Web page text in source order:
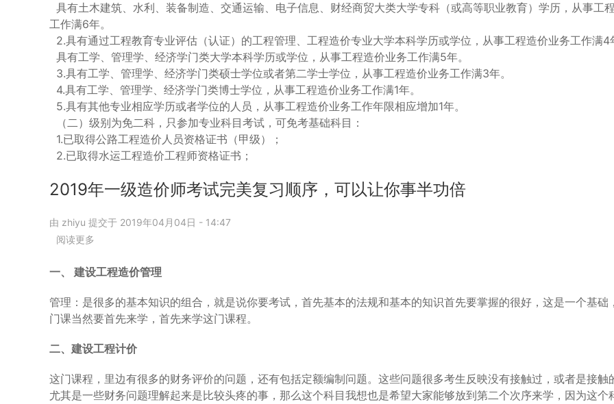
书
真
有
这
么
香！
名
条
件
具有土木建筑、水利、装备制造、交通运输、电子信息、财经商贸大类大学专科（或高等职业教育）学历，从事工
工作满6年。
2.具有通过工程教育专业评估（认证）的工程管理、工程造价专业大学本科学历或学位，从事工程造价业务工作满4
具有工学、管理学、经济学门类大学本科学历或学位，从事工程造价业务工作满5年。
3.具有工学、管理学、经济学门类硕士学位或者第二学士学位，从事工程造价业务工作满3年。
4.具有工学、管理学、经济学门类博士学位，从事工程造价业务工作满1年。
5.具有其他专业相应学历或者学位的人员，从事工程造价业务工作年限相应增加1年。
（二）级别为免二科，只参加专业科目考试，可免考基础科目：
1.已取得公路工程造价人员资格证书（甲级）；
2.已取得水运工程造价工程师资格证书；
2019年一级造价师考试完美复习顺序，可以让你事半功倍
由 zhiyu 提交于 2019年04月04日 - 14:47
阅读更多
2019
一
级
造
师
试
完
一、 建设工程造价管理
管理：是很多的基本知识的组合，就是说你要考试，首先基本的法规和基本的知识首先要掌握的很好，这是一个基础
门课当然要首先来学，首先来学这门课程。
二、建设工程计价
这门课程，里边有很多的财务评价的问题，还有包括定额编制问题。这些问题很多考生反映没有接触过，或者是接触
尤其是一些财务问题理解起来是比较头疼的事，那么这个科目我想也是希望大家能够放到第二个次序来学，因为这个